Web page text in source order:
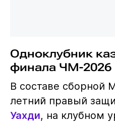
Одноклубник
финала ЧМ-2026
В составе сборной
летний правый
Уахди, на клубном